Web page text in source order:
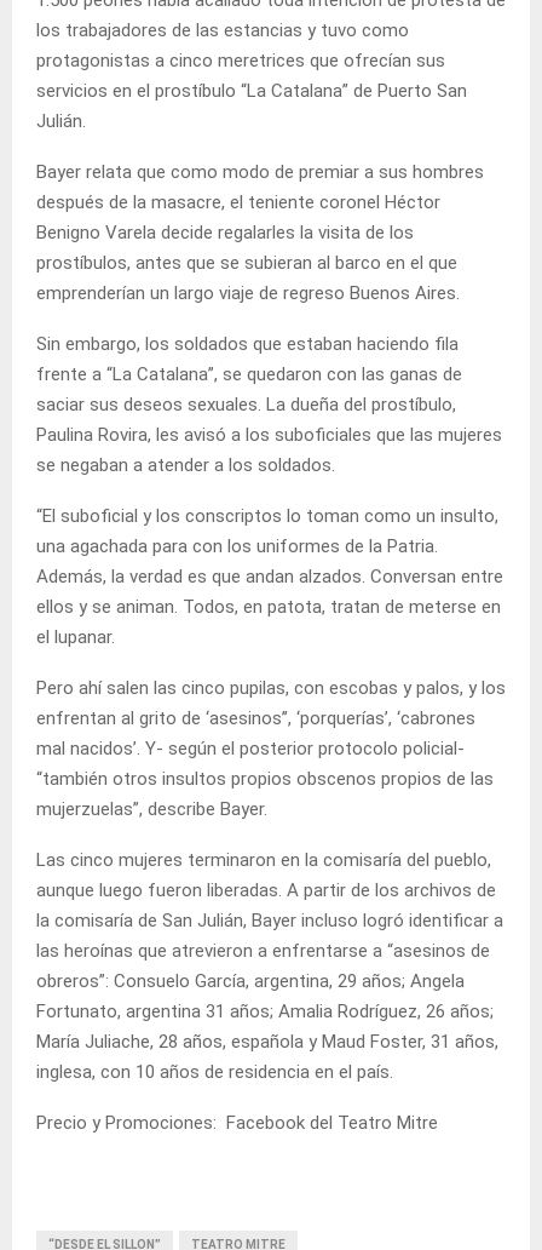
los trabajadores de las estancias y tuvo como
protagonistas a cinco meretrices que ofrecían sus
servicios en el prostíbulo “La Catalana” de Puerto San
Julián.
Bayer relata que como modo de premiar a sus hombres
después de la masacre, el teniente coronel Héctor
Benigno Varela decide regalarles la visita de los
prostíbulos, antes que se subieran al barco en el que
emprenderían un largo viaje de regreso Buenos Aires.
Sin embargo, los soldados que estaban haciendo fila
frente a “La Catalana”, se quedaron con las ganas de
saciar sus deseos sexuales. La dueña del prostíbulo,
Paulina Rovira, les avisó a los suboficiales que las mujeres
se negaban a atender a los soldados.
“El suboficial y los conscriptos lo toman como un insulto,
una agachada para con los uniformes de la Patria.
Además, la verdad es que andan alzados. Conversan entre
ellos y se animan. Todos, en patota, tratan de meterse en
el lupanar.
Pero ahí salen las cinco pupilas, con escobas y palos, y los
enfrentan al grito de ‘asesinos’’, ‘porquerías’, ‘cabrones
mal nacidos’. Y- según el posterior protocolo policial-
“también otros insultos propios obscenos propios de las
mujerzuelas”, describe Bayer.
Las cinco mujeres terminaron en la comisaría del pueblo,
aunque luego fueron liberadas. A partir de los archivos de
la comisaría de San Julián, Bayer incluso logró identificar a
las heroínas que atrevieron a enfrentarse a “asesinos de
obreros”: Consuelo García, argentina, 29 años; Angela
Fortunato, argentina 31 años; Amalia Rodríguez, 26 años;
María Juliache, 28 años, española y Maud Foster, 31 años,
inglesa, con 10 años de residencia en el país.
Precio y Promociones: Facebook del Teatro Mitre
“DESDE EL SILLON” TEATRO MITRE